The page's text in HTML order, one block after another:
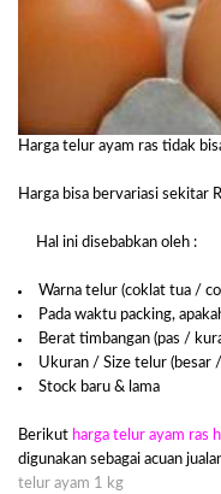
Harga telur ayam ras tidak
Harga bisa bervariasi sekitar
Hal ini disebabkan oleh :
Warna telur (coklat tua /
Pada waktu packing,
Berat timbangan (pas /
Ukuran / Size telur (besar
Stock baru & lama
Berikut harga telur ayam ras
digunakan sebagai acuan
telur ayam 1 kg